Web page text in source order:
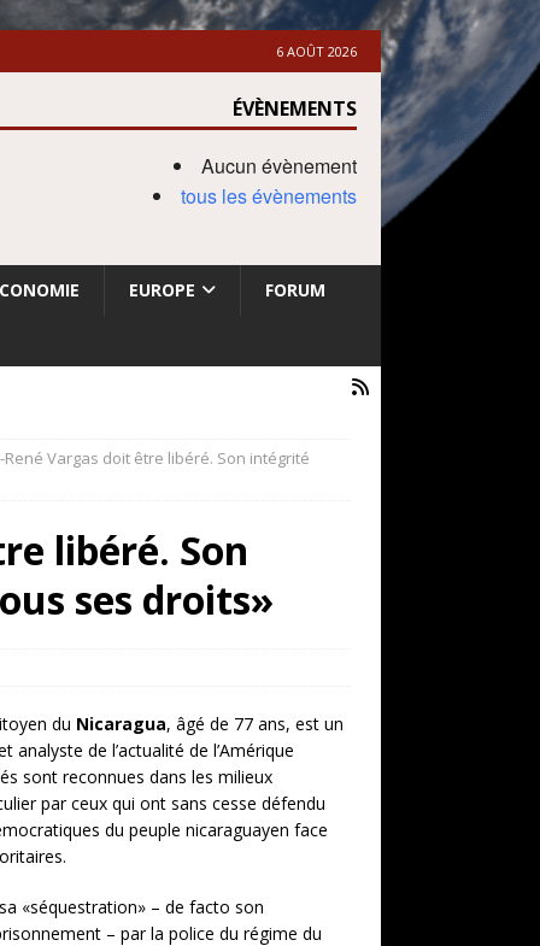
6 AOÛT 2026
ÉVÈNEMENTS
Aucun évènement
tous les évènements
EUROPE FORUM
Vargas doit être libéré. Son intégrité
libéré. Son
ses droits»
du Nicaragua, âgé de 77 ans, est un
analyste de l’actualité de l’Amérique
sont reconnues dans les milieux
par ceux qui ont sans cesse défendu
du peuple nicaraguayen face
«séquestration» – de facto son
– par la police du régime du